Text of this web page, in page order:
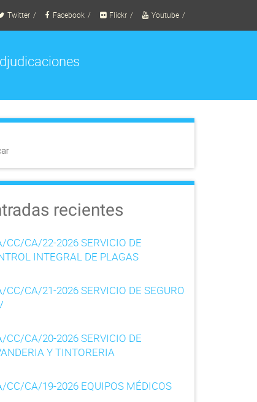
Twitter Facebook Flickr Youtube
recientes
CC/CA/22-2026 SERVICIO DE
INTEGRAL DE PLAGAS
CC/CA/21-2026 SERVICIO DE SEGURO
CC/CA/20-2026 SERVICIO DE
Y TINTORERIA
CC/CA/19-2026 EQUIPOS MÉDICOS